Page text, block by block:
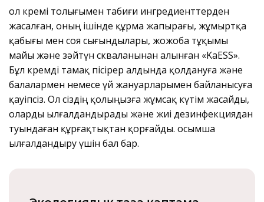
Қол кремі толығымен табиғи ингредиенттерден
жасалған, оның ішінде құрма жапырағы, жұмыртқа
қабығы мен соя сығындылары, жожоба тұқымы
майы және зәйтүн скваланынан алынған «KaESS».
Бұл кремді тамақ пісірер алдында қолдануға және
балалармен немесе үй жануарларымен байланысуға
қауіпсіз. Ол сіздің қолыңызға жұмсақ күтім жасайды,
оларды ылғалдандырады және жиі дезинфекциядан
туындаған құрғақтықтан қорғайды. Қосымша
ылғалдандыру үшін бал бар.